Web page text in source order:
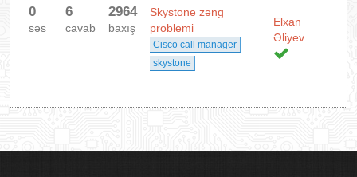
XƏBƏRLƏR
0
səs
6
cavab
2964
baxış
Skystone zəng
problemi
Cisco call manager
skystone
Elxan
Əliyev